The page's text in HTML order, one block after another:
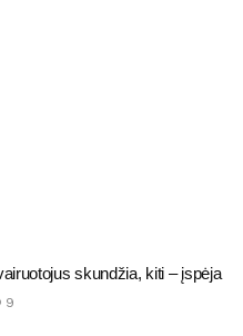
skundžia, kiti – įspėja
9